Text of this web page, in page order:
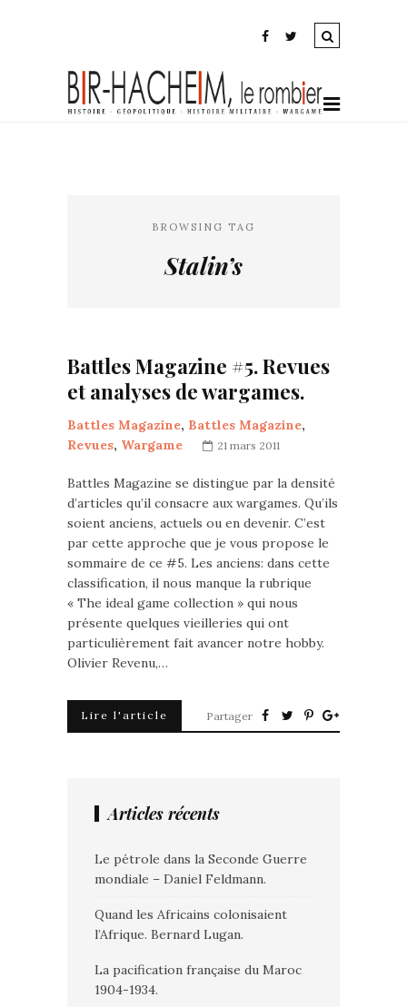
BROWSING TAG
Stalin’s
Battles Magazine #5. Revues
et analyses de wargames.
Battles Magazine, Battles Magazine,
Revues, Wargame 21 mars 2011
Battles Magazine se distingue par la densité
d’articles qu’il consacre aux wargames. Qu’ils
soient anciens, actuels ou en devenir. C’est
par cette approche que je vous propose le
sommaire de ce #5. Les anciens: dans cette
classification, il nous manque la rubrique
« The ideal game collection » qui nous
présente quelques vieilleries qui ont
particulièrement fait avancer notre hobby.
Olivier Revenu,…
Lire l'article Partager
Articles récents
Le pétrole dans la Seconde Guerre
mondiale – Daniel Feldmann.
Quand les Africains colonisaient
l’Afrique. Bernard Lugan.
La pacification française du Maroc
1904-1934.